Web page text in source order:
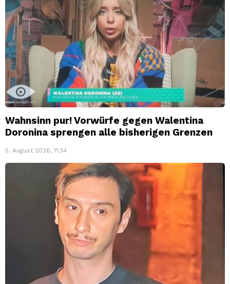
Wahnsinn pur! Vorwürfe gegen Walentina
Doronina sprengen alle bisherigen Grenzen
5. August 2026, 11:34